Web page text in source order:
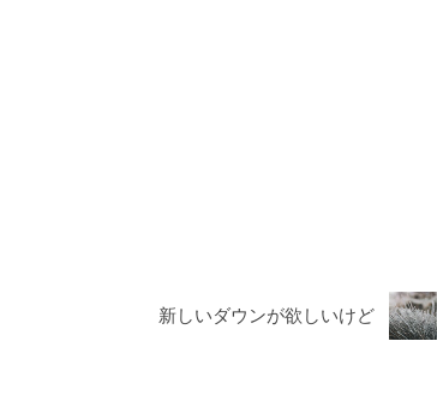
新しいダウンが欲しいけど